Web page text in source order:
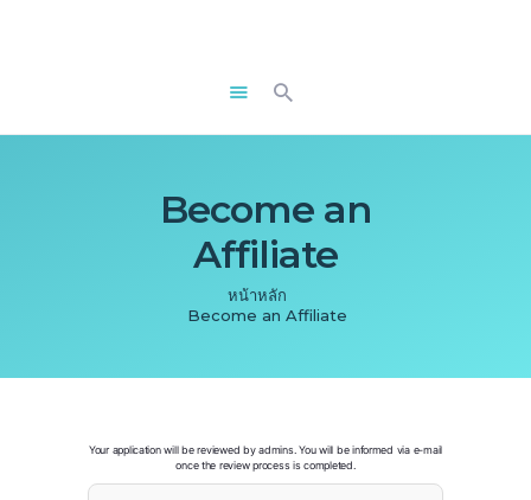
Become an
Affiliate
หน้าหลัก
Become an Affiliate
แผนรางวัล
ติดต่อเรา
คำถามที่พบบ่อย
เข้าสู่ระบบ
Your application will be reviewed by admins. You will be informed via e-mail
once the review process is completed.